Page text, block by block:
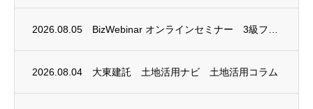
2026.08.05
2026.08.04 大東建託 土地活用ナビ 土地活用コラム